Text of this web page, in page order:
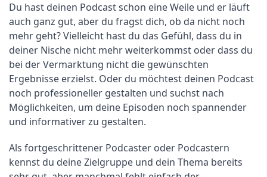
Du hast deinen Podcast schon eine Weile und er läuft
auch ganz gut, aber du fragst dich, ob da nicht noch
mehr geht? Vielleicht hast du das Gefühl, dass du in
deiner Nische nicht mehr weiterkommst oder dass du
bei der Vermarktung nicht die gewünschten
Ergebnisse erzielst. Oder du möchtest deinen Podcast
noch professioneller gestalten und suchst nach
Möglichkeiten, um deine Episoden noch spannender
und informativer zu gestalten.
Als fortgeschrittener Podcaster oder Podcastern
kennst du deine Zielgruppe und dein Thema bereits